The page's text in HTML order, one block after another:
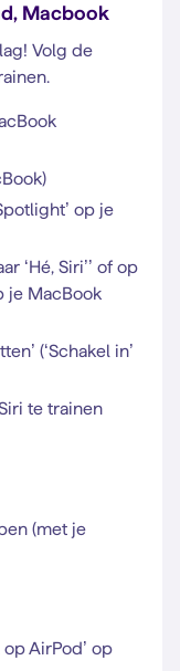
Macbook
Volg de
op je
‘Hé, Siri’’ of op
je MacBook
(‘Schakel in’
te trainen
(met je
AirPod’ op